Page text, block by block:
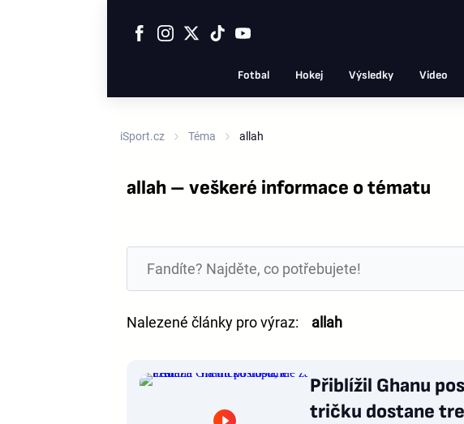
Fotbal Hokej Výsledky Video
iSport.cz Téma allah
allah – veškeré informace o tématu
Nalezené články pro výraz: allah
Přiblížil Ghanu
tričku dostane